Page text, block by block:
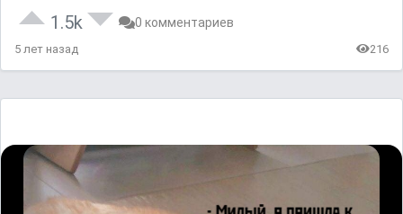
1.5k 0 комментариев
5 лет назад 216